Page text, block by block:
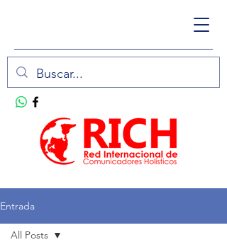
Entrada
All Posts